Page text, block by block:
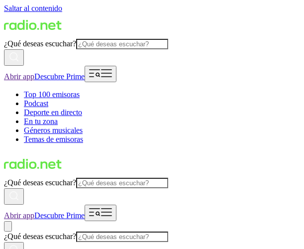
Saltar al contenido
¿Qué deseas escuchar?
Abrir appDescubre Prime
Top 100 emisoras
Podcast
Deporte en directo
En tu zona
Géneros musicales
Temas de emisoras
¿Qué deseas escuchar?
Abrir appDescubre Prime
¿Qué deseas escuchar?